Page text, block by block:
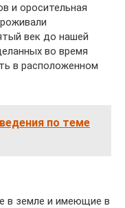
и оросительная
век до нашей
во время
в расположенном
по теме
в земле и имеющие в